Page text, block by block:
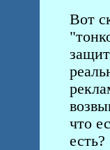
Вот
что
есть?